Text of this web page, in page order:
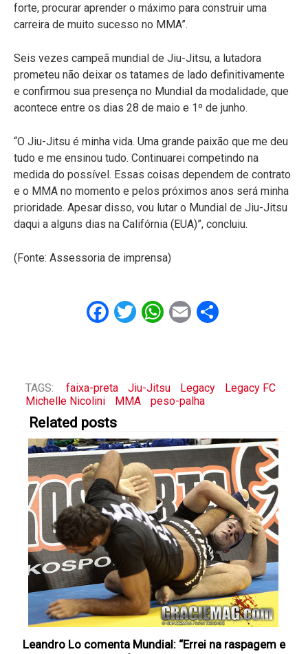
forte, procurar aprender o máximo para construir uma
carreira de muito sucesso no MMA”.
Seis vezes campeã mundial de Jiu-Jitsu, a lutadora
prometeu não deixar os tatames de lado definitivamente
e confirmou sua presença no Mundial da modalidade, que
acontece entre os dias 28 de maio e 1º de junho.
“O Jiu-Jitsu é minha vida. Uma grande paixão que me deu
tudo e me ensinou tudo. Continuarei competindo na
medida do possível. Essas coisas dependem de contrato
e o MMA no momento e pelos próximos anos será minha
prioridade. Apesar disso, vou lutar o Mundial de Jiu-Jitsu
daqui a alguns dias na Califórnia (EUA)”, concluiu.
(Fonte: Assessoria de imprensa)
Facebook
Twitter
WhatsApp
EmailShare
TAGS: faixa-preta Jiu-Jitsu Legacy
Legacy FC
Michelle Nicolini
MMA peso-palha
Related posts
Leandro Lo comenta Mundial: “Errei na raspagem e